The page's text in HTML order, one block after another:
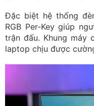
Đặc biệt hệ thống
RGB Per-Key giúp
trận đấu. Khung máy
laptop chịu được